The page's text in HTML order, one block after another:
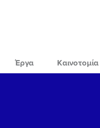
Έργα Καινοτομία